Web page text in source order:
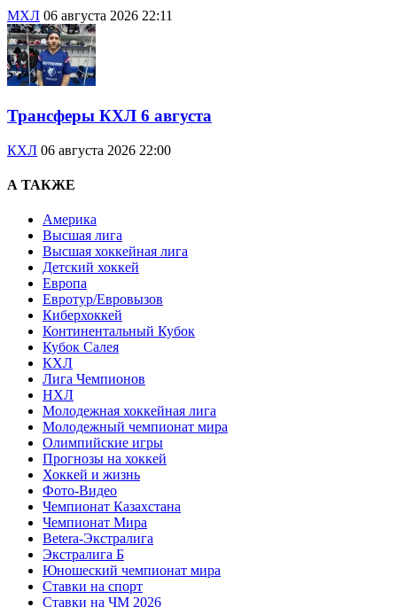
МХЛ 06 августа 2026 22:11
Трансферы КХЛ 6 августа
КХЛ 06 августа 2026 22:00
А ТАКЖЕ
Америка
Высшая лига
Высшая хоккейная лига
Детский хоккей
Европа
Евротур/Евровызов
Киберхоккей
Континентальный Кубок
Кубок Салея
КХЛ
Лига Чемпионов
НХЛ
Молодежная хоккейная лига
Молодежный чемпионат мира
Олимпийские игры
Прогнозы на хоккей
Хоккей и жизнь
Фото-Видео
Чемпионат Казахстана
Чемпионат Мира
Betera-Экстралига
Экстралига Б
Юношеский чемпионат мира
Ставки на спорт
Ставки на ЧМ 2026